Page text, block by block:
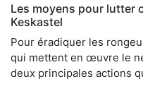
Les moyens pour lutter
Keskastel
Pour éradiquer les
qui mettent en œuvre le
deux principales actions